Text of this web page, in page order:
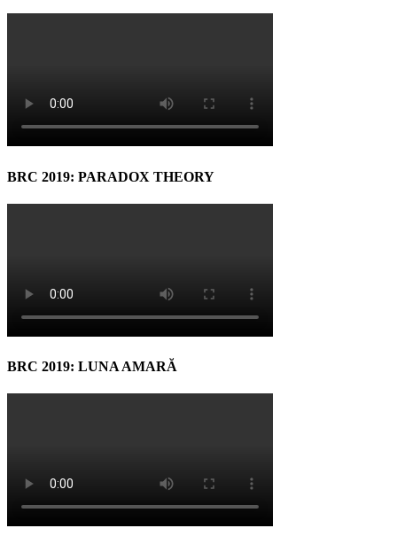
BRC 2019: PARADOX THEORY
BRC 2019: LUNA AMARĂ